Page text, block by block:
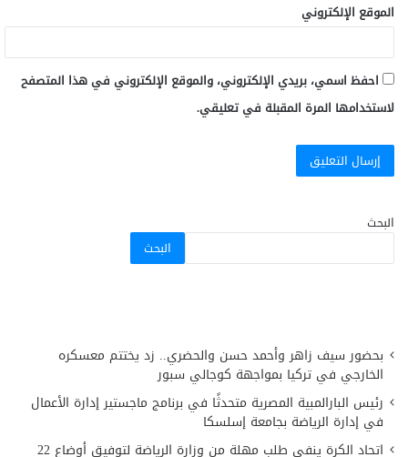
الموقع الإلكتروني
احفظ اسمي، بريدي الإلكتروني، والموقع الإلكتروني في هذا المتصفح
لاستخدامها المرة المقبلة في تعليقي.
البحث
البحث
بحضور سيف زاهر وأحمد حسن والحضري.. زد يختتم معسكره
الخارجي في تركيا بمواجهة كوجالي سبور
رئيس البارالمبية المصرية متحدثًا في برنامج ماجستير إدارة الأعمال
في إدارة الرياضة بجامعة إسلسكا
اتحاد الكرة ينفي طلب مهلة من وزارة الرياضة لتوفيق أوضاع 22